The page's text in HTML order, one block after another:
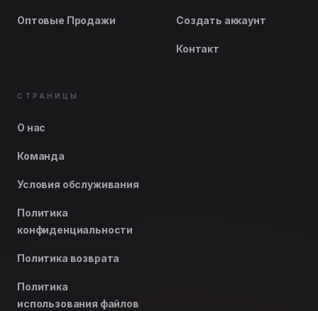
Оптовые Продажи Создать аккаунт
Контакт
СТРАНИЦЫ
О нас
Команда
Условия обслуживания
Политика
конфиденциальности
Политика возврата
Политика
использования файлов